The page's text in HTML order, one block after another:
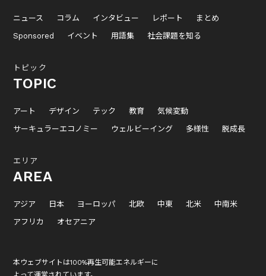
ニュース コラム インタビュー レポート
まとめ
Sponsored
イベント 用語集 社会課題を知る
トピック
TOPIC
アート デザイン テック 教育
気候変動
サーキュラーエコノミー
ウェルビーイング 多様性 脱成長
エリア
AREA
アジア 日本 ヨーロッパ 北欧 中東 北米
中南米
アフリカ
オセアニア
本ウェブサイトは100%再生可能エネルギーに